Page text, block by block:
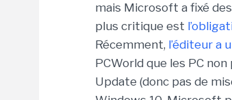
mais Microsoft a fixé
plus critique est
Récemment, l’éditeur a
PCWorld que les PC
Update (donc pas de